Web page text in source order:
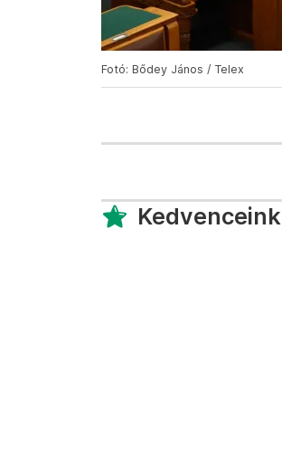
Fotó: Bődey János / Telex
Kedvenceink